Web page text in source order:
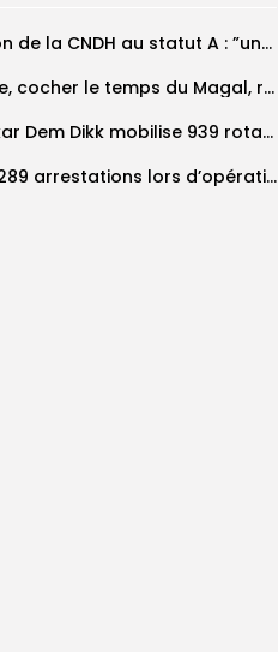
Ré accréditation de la CNDH au statut A : ”une priorité nationale”,...
Abdoulaye Faye, cocher le temps du Magal, rêve d’un lendemain meilleur
Magal 2026 : Dakar Dem Dikk mobilise 939 rotations et transporte près...
Grand Magal : 289 arrestations lors d’opérations préventives de sécurisation